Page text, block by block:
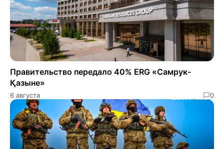
Правительство передало 40% ERG «Самрук-
Қазыне»
6 августа 0